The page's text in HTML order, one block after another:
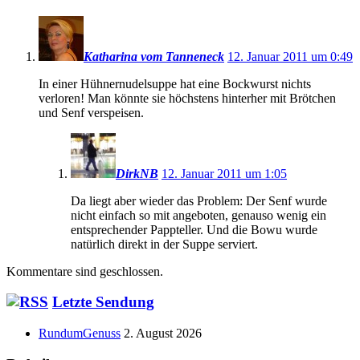
Katharina vom Tanneneck 12. Januar 2011 um 0:49
In einer Hühnernudelsuppe hat eine Bockwurst nichts
verloren! Man könnte sie höchstens hinterher mit Brötchen
und Senf verspeisen.
DirkNB 12. Januar 2011 um 1:05
Da liegt aber wieder das Problem: Der Senf wurde
nicht einfach so mit angeboten, genauso wenig ein
entsprechender Pappteller. Und die Bowu wurde
natürlich direkt in der Suppe serviert.
Kommentare sind geschlossen.
Haupt-
Seitenleiste
Letzte Sendung
RundumGenuss 2. August 2026